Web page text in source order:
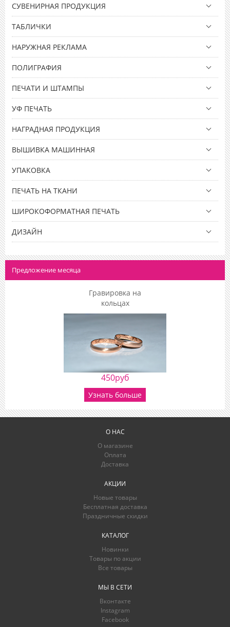
СУВЕНИРНАЯ ПРОДУКЦИЯ
ТАБЛИЧКИ
НАРУЖНАЯ РЕКЛАМА
ПОЛИГРАФИЯ
ПЕЧАТИ И ШТАМПЫ
УФ ПЕЧАТЬ
НАГРАДНАЯ ПРОДУКЦИЯ
ВЫШИВКА МАШИННАЯ
УПАКОВКА
ПЕЧАТЬ НА ТКАНИ
ШИРОКОФОРМАТНАЯ ПЕЧАТЬ
ДИЗАЙН
Предложение месяца
Гравировка на
кольцах
450руб
Узнать больше
О НАС
О магазине
Оплата
Доставка
АКЦИИ
Новые товары
Бесплатная доставка
Праздничные скидки
КАТАЛОГ
Новинки
Товары по акции
Все товары
МЫ В СЕТИ
Вконтакте
Instagram
Facebook